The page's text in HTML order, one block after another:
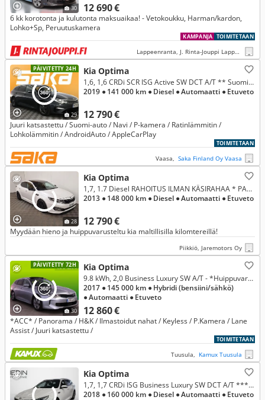
30 12 690 €
6 kk korotonta ja kulutonta maksuaikaa! - Vetokoukku, Harman/kardon,
Lohko+Sp, Peruutuskamera
TOIMITETAAN
KAMPANJA
Lappeenranta, J. Rinta-Jouppi Lappeenranta
PÄIVITETTY 24H
29
Kia Optima
12 790 €
1,6, 1,6 CRDi SCR ISG Active SW DCT A/T ** Suomi-auto / Navi / P-kamera / Ratinlämmitin / AndroidAuto / AppleCarPlay **
2019 ● 141 000 km ● Diesel ● Automaatti ● Etuveto
Juuri katsastettu / Suomi-auto / Navi / P-kamera / Ratinlämmitin /
Lohkolämmitin / AndroidAuto / AppleCarPlay
TOIMITETAAN
Vaasa, Saka Finland Oy Vaasa
28
Kia Optima
12 790 €
1,7, 1.7 Diesel RAHOITUS ILMAN KÄSIRAHAA * PANORAMA * VAKKARI * NAHAT * NAVI * ÄÄNENTOISTO * ERIKOISVANTEET * WEBASTO *
2013 ● 148 000 km ● Diesel ● Automaatti ● Etuveto
Myydään hieno ja huippuvarusteltu kia maltillisilla kilomtereillä!
Piikkiö, Jaremotors Oy
PÄIVITETTY 72H
30
Kia Optima
12 860 €
9.8 kWh, 2,0 Business Luxury SW A/T - *Huippuvarusteet*
2017 ● 145 000 km ● Hybridi (bensiini/sähkö)
● Automaatti ● Etuveto
*ACC* / Panorama / H&K / Ilmastoidut nahat / Keyless / P.Kamera / Lane
Assist / Juuri katsastettu /
TOIMITETAAN
Tuusula, Kamux Tuusula
Kia Optima
1,7, 1,7 CRDi ISG Business Luxury SW DCT A/T *** Rahoitustarjous 3.99% (+kulut)
2018 ● 160 000 km ● Diesel ● Automaatti ● Etuveto